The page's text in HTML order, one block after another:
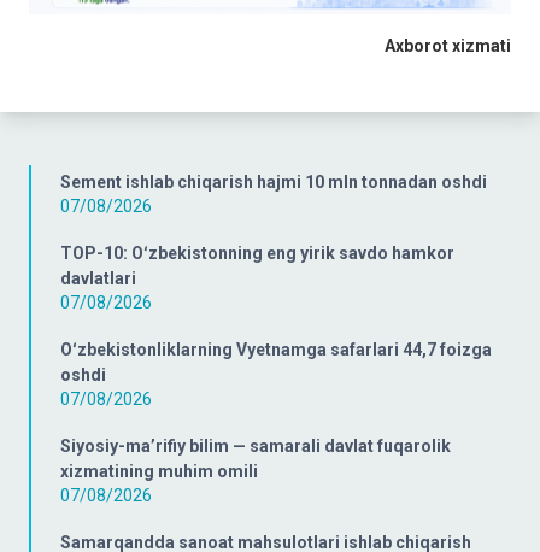
Sement ishlab chiqarish hajmi 10 mln tonnadan oshdi
07/08/2026
TOP-10: Oʻzbekistonning eng yirik savdo hamkor
davlatlari
07/08/2026
Oʻzbekistonliklarning Vyetnamga safarlari 44,7 foizga
oshdi
07/08/2026
Siyosiy-ma’rifiy bilim — samarali davlat fuqarolik
xizmatining muhim omili
07/08/2026
Samarqandda sanoat mahsulotlari ishlab chiqarish
Axborot xizmati